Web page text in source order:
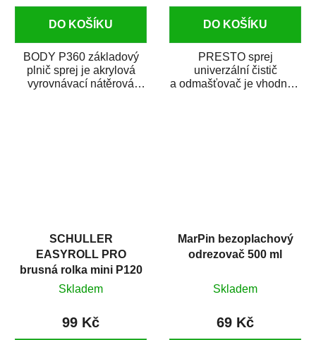
DO KOŠÍKU
BODY P360 základový
plnič sprej je akrylová
vyrovnávací nátěrová
DO KOŠÍKU
PRESTO sprej
univerzální čistič
a odmašťovač je vhodný k
SCHULLER
EASYROLL PRO
brusná rolka mini P120
Skladem
99 Kč
MarPin bezoplachový
odrezovač 500 ml
Skladem
69 Kč